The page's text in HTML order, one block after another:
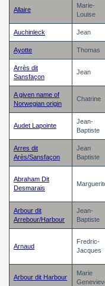
Allaire
Marie-
Louise
Auchinleck Jean
Ayotte Thomas
Arrès dit
Sansfaçon
Jean
A given name of
Norwegian origin
Chatrine
Audet Lapointe
Jean-
Baptiste
Arres dit
Arès/Sansfaçon
Jean
Baptiste
Abraham Dit
Desmarais
Arbour dit
Arrebour/Harbour
Jean-
Baptiste
Arnaud
Fredric-
Jacques
Arbour dit Harbour
Marie